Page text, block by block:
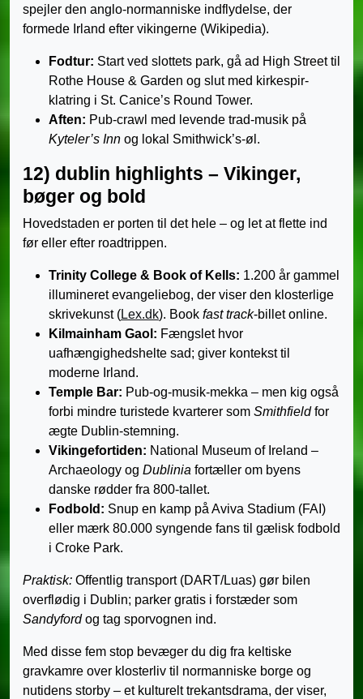
spejler den anglo-normanniske indflydelse, der
formede Irland efter vikingerne (Wikipedia).
Fodtur: Start ved slottets park, gå ad High Street til
Rothe House & Garden og slut med kirkespir-
klatring i St. Canice’s Round Tower.
Aften: Pub-crawl med levende trad-musik på
Kyteler’s Inn og lokal Smithwick’s-øl.
12) dublin highlights – Vikinger,
bøger og bold
Hovedstaden er porten til det hele – og let at flette ind
før eller efter roadtrippen.
Trinity College & Book of Kells: 1.200 år gammel
illumineret evangeliebog, der viser den klosterlige
skrivekunst (Lex.dk). Book fast track-billet online.
Kilmainham Gaol: Fængslet hvor
uafhængighedshelte sad; giver kontekst til
moderne Irland.
Temple Bar: Pub-og-musik-mekka – men kig også
forbi mindre turistede kvarterer som Smithfieldfor
ægte Dublin-stemning.
Vikingefortiden: National Museum of Ireland –
Archaeology og Dublinia fortæller om byens
danske rødder fra 800-tallet.
Fodbold: Snup en kamp på Aviva Stadium (FAI)
eller mærk 80.000 syngende fans til gælisk fodbold
i Croke Park.
Praktisk: Offentlig transport (DART/Luas) gør bilen
overflødig i Dublin; parker gratis i forstæder som
Sandyfordog tag sporvognen ind.
Med disse fem stop bevæger du dig fra keltiske
gravkamre over klosterliv til normanniske borge og
nutidens storby – et kulturelt trekantsdrama, der viser,